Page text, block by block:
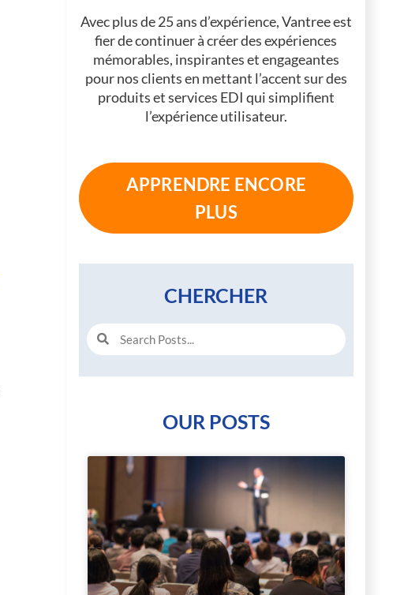
Avec plus de 25 ans d’expérience, Vantree est
fier de continuer à créer des expériences
mémorables, inspirantes et engageantes
pour nos clients en mettant l’accent sur des
produits et services EDI qui simplifient
l’expérience utilisateur.
APPRENDRE ENCORE
PLUS
CHERCHER
R
e
OUR POSTS